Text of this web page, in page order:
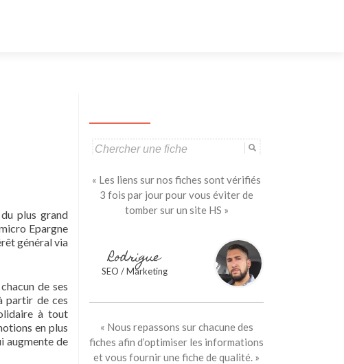
plus grand
Epargne
général via
de ses
partir de ces
à tout
en plus
augmente de
Search
« Les liens sur nos fiches sont vérifiés
3 fois par jour pour vous éviter de
tomber sur un site HS »
Rodrigue
SEO / Marketing
« Nous repassons sur chacune des
fiches afin d’optimiser les informations
et vous fournir une fiche de qualité. »